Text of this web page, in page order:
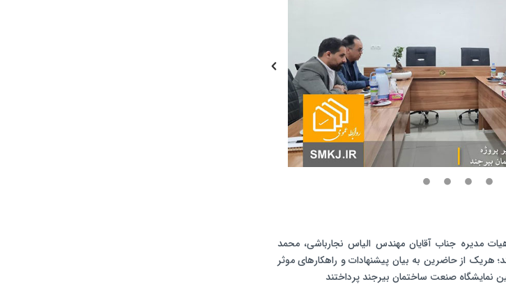
مدیره جناب آقایان مهندس الیاس نجارباشی، محمد
هریک از حاضرین به بیان پیشنهادات و راهکارهای موثر
نمایشگاه صنعت ساختمان بیرجند پرداختند